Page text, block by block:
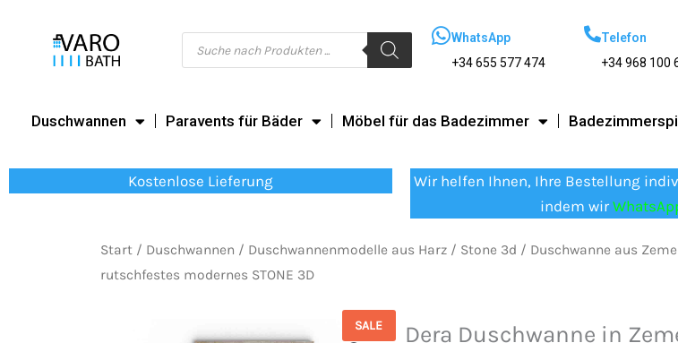
springen
Products
search
WhatsApp
+34 655 577 474
Telefon
+34 968 100
Duschwannen Paravents für Bäder Möbel für das Badezimmer
Kostenlose Lieferung
Wir helfen Ihnen, Ihre Bestellung
indem wir
Start / Duschwannen / Duschwannenmodelle aus Harz / Stone 3d / Duschwanne aus
rutschfestes modernes STONE 3D
SALE
Dera Duschwanne in